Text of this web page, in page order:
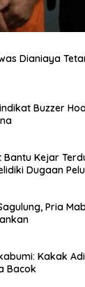
Dianiaya
Buzzer
Bantu Kejar
Dugaan
Pria
Kakak
Bacok